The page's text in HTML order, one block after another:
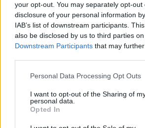
your opt-out. You may separately opt-
disclosure of your personal information
IAB’s list of downstream participants.
also be disclosed by us to third parties
Downstream Participants that may
Personal Data Processing Opt Outs
I want to opt-out of the Sharing of
personal data.
Opted In